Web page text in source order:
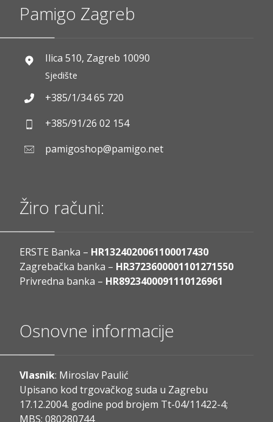
Pamigo Zagreb
Ilica 510, Zagreb 10090
Sjedište
+385/1/34 65 720
+385/91/26 02 154
pamigoshop@pamigo.net
Žiro računi:
ERSTE Banka – HR1324020061100017430
Zagrebačka banka – HR3723600001101271550
Privredna banka – HR8923400091110126961
Osnovne informacije
Vlasnik: Miroslav Paulić
Upisano kod trgovačkog suda u Zagrebu
17.12.2004. godine pod brojem Tt-04/11422-4;
MBS: 080280744